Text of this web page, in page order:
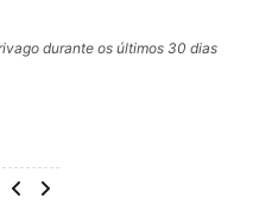
durante os últimos 30 dias